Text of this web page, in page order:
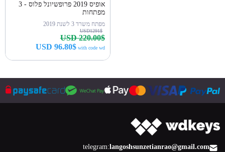
אופיס 2019 פרופשיונל פלוס - 3
מפתחות
מפתח משרד 3 לשנת 2019
USD1291$
USD 220.00$
USD 96.80$with code wd
zetianrao@gmail.com
telegram:langoshsun